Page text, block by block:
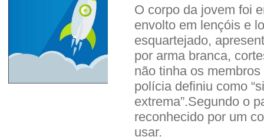
O corpo da jovem foi
envolto em lençóis e
esquartejado,
por arma branca,
não tinha os
polícia definiu como
extrema”.Segundo o
reconhecido por um
usar.